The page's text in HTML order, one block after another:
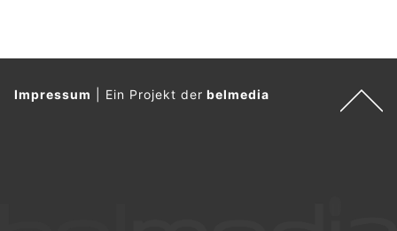
Impressum Ein Projekt derbelmedia